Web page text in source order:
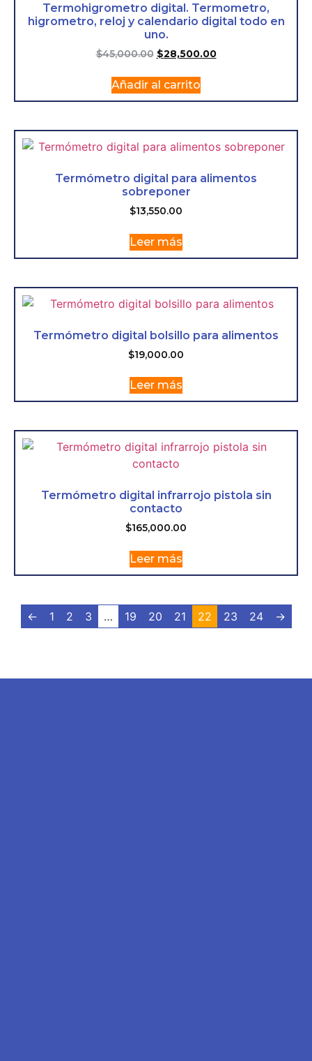
Termohigrometro digital. Termometro,
higrometro, reloj y calendario digital todo en
uno.
$45,000.00 $28,500.00
Añadir al carrito
Termómetro digital para alimentos
sobreponer
$13,550.00
Leer más
Termómetro digital bolsillo para alimentos
$19,000.00
Leer más
Termómetro digital infrarrojo pistola sin
contacto
$165,000.00
Leer más
← 1 2 3 … 19 20 21 22 23 24 →